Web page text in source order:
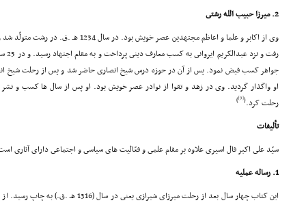
2. میرزا حبیب الله رشتى
رفت
جواهر کسب فیض نمود. پس از آن در حوزه درس شیخ انصارى حاضر شد و پس از رحلت شیخ
رحلت کرد.(
[9]
)
تألیفات
سیّد على اکبر فال اسیرى علاوه بر مقام علمى و فعّالیت هاى سیاسى و اجتماعى داراى آثارى
1. رساله عملیه
این کتاب چهار سال بعد از رحلت میرزاى